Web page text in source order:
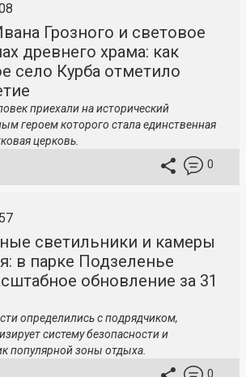
Грозного и световое
древнего храма: как
село Курба отметило
приехали на исторический
героем которого стала единственная
церковь.
0
светильники и камеры
в парке Подзеленье
обновление за 31
определились с подрядчиком,
систему безопасности и
популярной зоны отдыха.
0